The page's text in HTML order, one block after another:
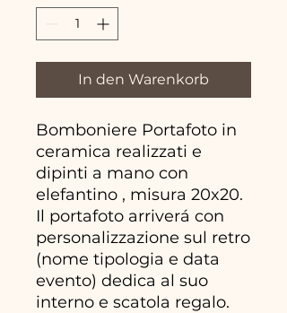
In den Warenkorb
Bomboniere Portafoto in
ceramica realizzati e
dipinti a mano con
elefantino , misura 20x20.
Il portafoto arriverá con
personalizzazione sul retro
(nome tipologia e data
evento) dedica al suo
interno e scatola regalo.